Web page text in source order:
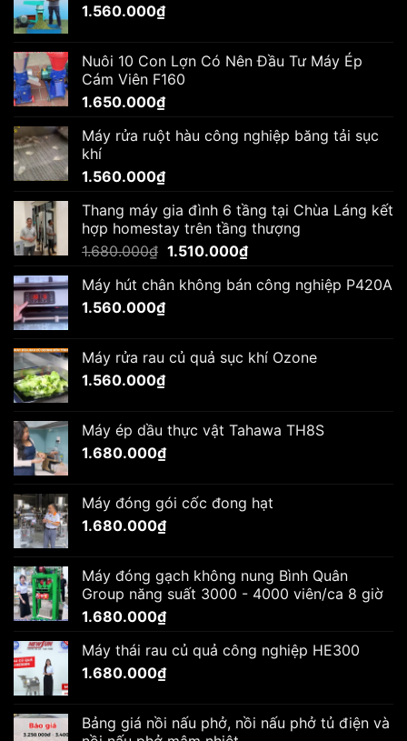
1.560.000₫
Nuôi 10 Con Lợn Có Nên Đầu Tư Máy Ép
Cám Viên F160
1.650.000₫
Máy rửa ruột hàu công nghiệp băng tải sục
khí
1.560.000₫
Thang máy gia đình 6 tầng tại Chùa Láng kết
hợp homestay trên tầng thượng
1.680.000₫ Giá
là:
1.510.000₫Giá
tại
Máy hút chân không bán công nghiệp P420A
1.560.000₫
Máy rửa rau củ quả sục khí Ozone
1.560.000₫
Máy ép dầu thực vật Tahawa TH8S
1.680.000₫
Máy đóng gói cốc đong hạt
1.680.000₫
Máy đóng gạch không nung Bình Quân
Group năng suất 3000 - 4000 viên/ca 8 giờ
1.680.000₫
Máy thái rau củ quả công nghiệp HE300
1.680.000₫
Bảng giá nồi nấu phở, nồi nấu phở tủ điện và